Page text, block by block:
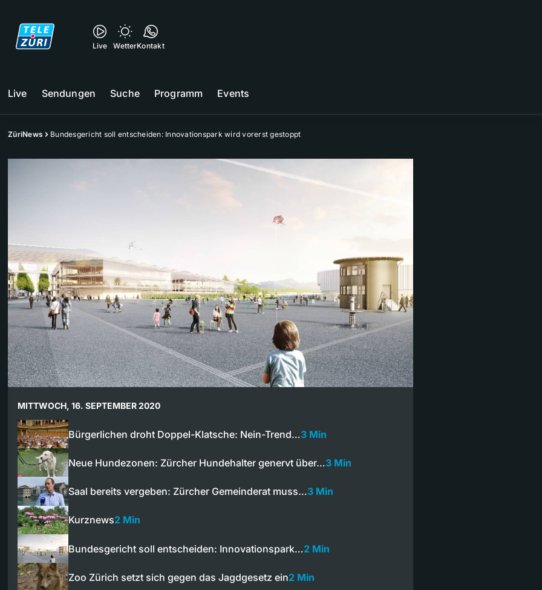
Live WetterKontakt
Live Sendungen Suche Programm Events
ZüriNews Bundesgericht soll entscheiden: Innovationspark wird vorerst gestoppt
MITTWOCH, 16. SEPTEMBER 2020
Bürgerlichen droht Doppel-Klatsche: Nein-Trend…3 Min
Neue Hundezonen: Zürcher Hundehalter genervt über…3 Min
Saal bereits vergeben: Zürcher Gemeinderat muss…3 Min
Kurznews2 Min
Bundesgericht soll entscheiden: Innovationspark…2 Min
Zoo Zürich setzt sich gegen das Jagdgesetz ein2 Min